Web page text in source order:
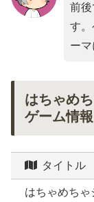
前
す。
ー
はちゃめ
ゲーム情報
タイトル
はちゃめちゃ